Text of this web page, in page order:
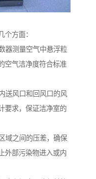
个方面：
器测量空气中悬浮粒
空气洁净度符合标准
送风口和回风口的风
要求，保证洁净室的
域之间的压差，确保
外部污染物进入或内